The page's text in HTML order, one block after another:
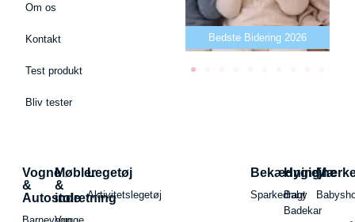
Om os
Kontakt
Test produkt
Bliv tester
Bedste puslepude 2026 Bedste Bidering 2026
Vogne
&
Autostole
Møbler
&
indretning
Legetøj
Aktivitetslegetøj
Bekædning
Sparkedragt
Hygiejne
Baby
Badekar